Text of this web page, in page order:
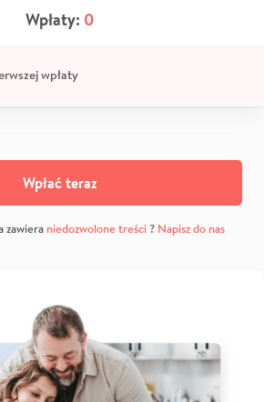
Wpłaty: 0
wpłaty
Wpłać teraz
zawiera niedozwolone treści? Napisz do nas